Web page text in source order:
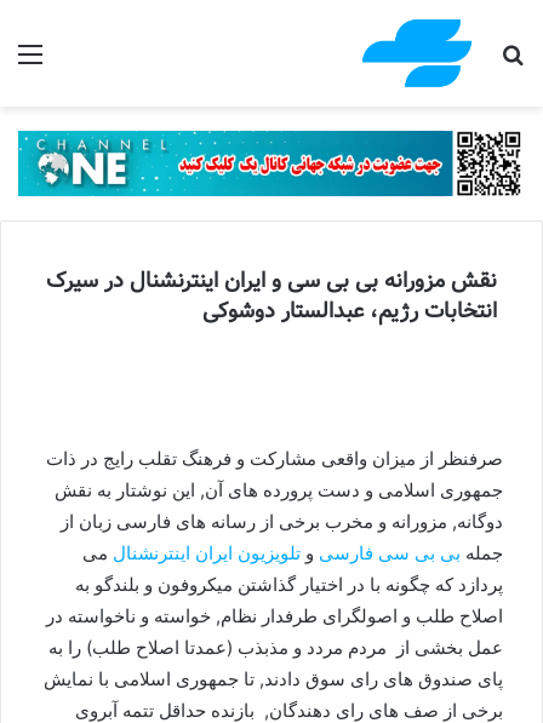
جستجو برای
نقش مزورانه بی بی سی و ایران اینترنشنال در سیرک
انتخابات رژیم، عبدالستار دوشوکی
صرفنظر از میزان واقعی مشارکت و فرهنگ تقلب رایج در ذات
جمهوری اسلامی و دست پرورده های آن, این نوشتار به نقش
دوگانه, مزورانه و مخرب برخی از رسانه های فارسی زبان از
جمله بی بی سی فارسی و تلویزیون ایران اینترنشنال می
پردازد که چگونه با در اختیار گذاشتن میکروفون و بلندگو به
اصلاح طلب و اصولگرای طرفدار نظام, خواسته و ناخواسته در
عمل بخشی از مردم مردد و مذبذب (عمدتا اصلاح طلب) را به
پای صندوق های رای سوق دادند, تا جمهوری اسلامی با نمایش
برخی از صف های رای دهندگان, بازنده حداقل تتمه آبروی